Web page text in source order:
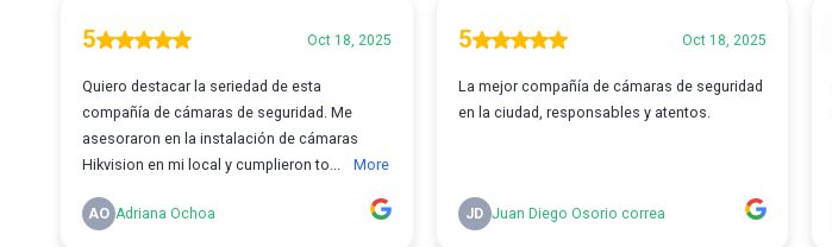
5 Oct 18, 2025
Quiero destacar la seriedad de esta
compañía de cámaras de seguridad. Me
asesoraron en la instalación de cámaras
Hikvision en mi local y cumplieron to...
More
AO Adriana Ochoa
5 Oct 18, 2025
La mejor compañía de cámaras de seguridad
en la ciudad, responsables y atentos.
JD Juan Diego Osorio correa